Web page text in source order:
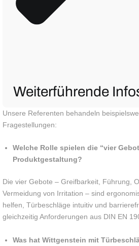
Weiterführende
Unsere Referenten behandeln
Fragestellungen:
Welche Rolle spielen die “vier
Produktgestaltung?
Die vier Gebote – Greifbarkeit, Führung,
Vermeidung von Irritation – sind
helfen, Türbeschläge intuitiv und
gleichzeitig Anforderungen aus DIN EN
Was hat Wittgenstein mit